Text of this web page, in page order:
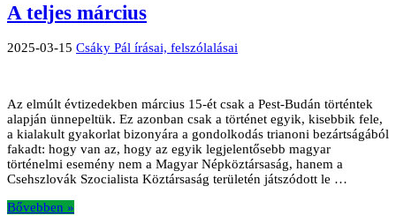
A teljes március
2025-03-15 Csáky Pál írásai, felszólalásai
Az elmúlt évtizedekben március 15-ét csak a Pest-Budán történtek
alapján ünnepeltük. Ez azonban csak a történet egyik, kisebbik fele,
a kialakult gyakorlat bizonyára a gondolkodás trianoni bezártságából
fakadt: hogy van az, hogy az egyik legjelentősebb magyar
történelmi esemény nem a Magyar Népköztársaság, hanem a
Csehszlovák Szocialista Köztársaság területén játszódott le …
Bővebben »